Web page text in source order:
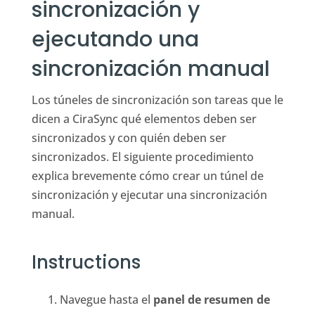
sincronización y
ejecutando una
sincronización manual
Los túneles de sincronización son tareas que le
dicen a CiraSync qué elementos deben ser
sincronizados y con quién deben ser
sincronizados. El siguiente procedimiento
explica brevemente cómo crear un túnel de
sincronización y ejecutar una sincronización
manual.
Instructions
Navegue hasta el panel de resumen de